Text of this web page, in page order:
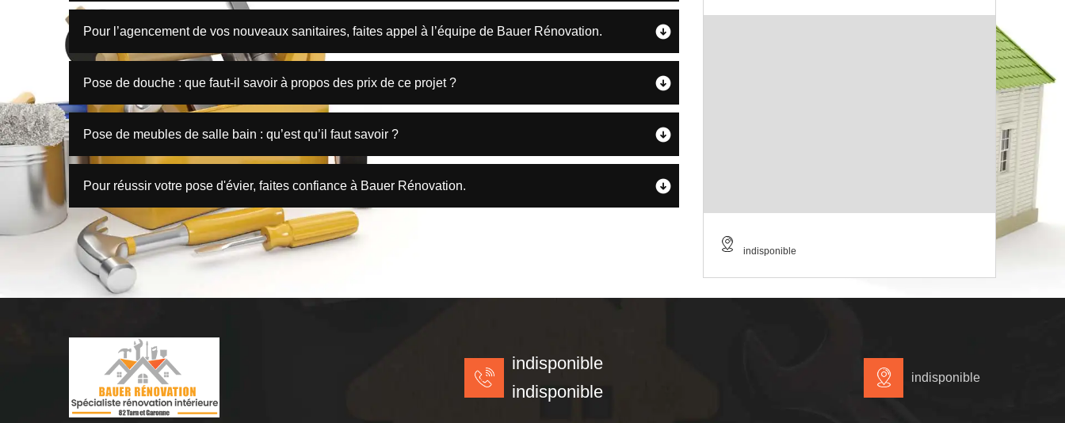
Pour l’agencement de vos nouveaux sanitaires, faites appel à l’équipe de Bauer Rénovation.
Pose de douche : que faut-il savoir à propos des prix de ce projet ?
Pose de meubles de salle bain : qu’est qu’il faut savoir ?
Pour réussir votre pose d'évier, faites confiance à Bauer Rénovation.
indisponible
indisponible
indisponible
indisponible